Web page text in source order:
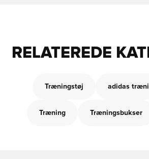
RELATEREDE
Træningstøj adidas
Træning Træningsbukser